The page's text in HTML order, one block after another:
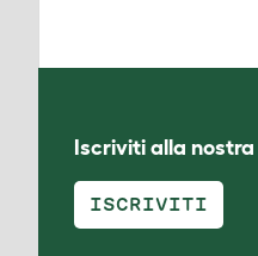
Iscriviti alla
ISCRIVITI